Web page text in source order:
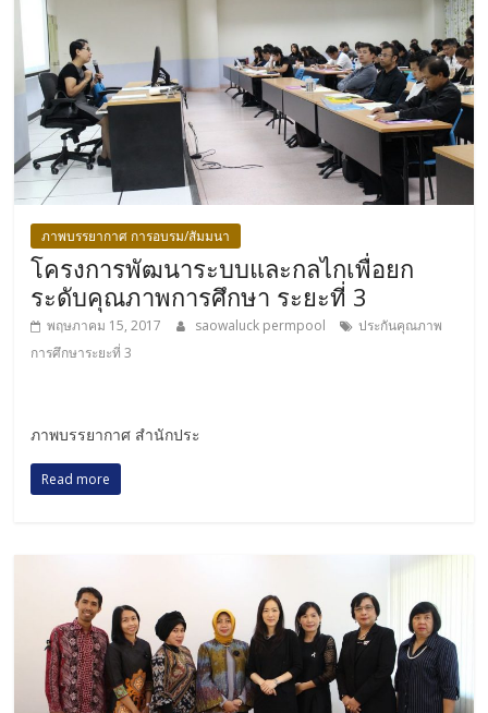
ภาพบรรยากาศ การอบรม/สัมมนา
โครงการพัฒนาระบบและกลไกเพื่อยก
ระดับคุณภาพการศึกษา ระยะที่ 3
พฤษภาคม 15, 2017 saowaluck permpool
ประกันคุณภาพ
การศึกษาระยะที่ 3
ภาพบรรยากาศ สำนักประ
Read more